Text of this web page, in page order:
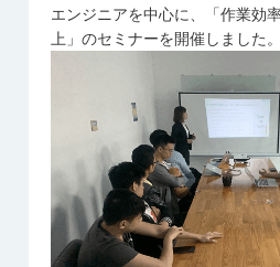
エンジニアを中心に、「作業効
上」のセミナーを開催しました。